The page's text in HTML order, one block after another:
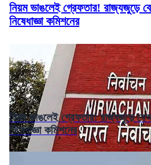
নিয়ম ভাঙলেই গ্রেফতার! রাজ্যজুড়ে
নিষেধাজ্ঞা কমিশনের
নিয়ম ভাঙলেই গ্রেফতার! রাজ্যজুড়ে
নিষেধাজ্ঞা কমিশনের